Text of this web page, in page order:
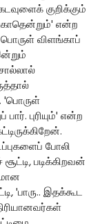
குறிக்கும்
என்ற
விளங்காப்
'பொருள்
புரியும்' என்ற
போலி
படிக்கிறவன்
'பாரு.. இதக்கூட